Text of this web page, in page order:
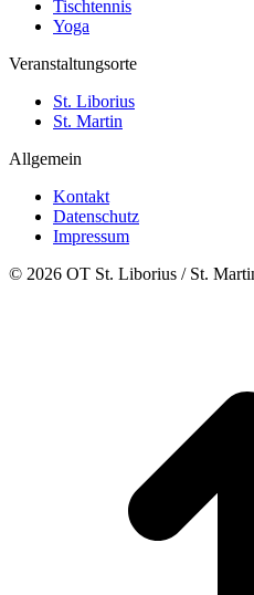
Tischtennis
Yoga
Veranstaltungsorte
St. Liborius
St. Martin
Allgemein
Kontakt
Datenschutz
Impressum
© 2026 OT St. Liborius / St.